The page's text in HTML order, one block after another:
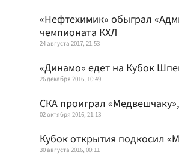
«Нефтехимик» обыграл
чемпионата КХЛ
24 августа 2017, 21:53
«Динамо» едет на Кубок
26 декабря 2016, 10:49
СКА проиграл
02 октября 2016, 21:13
Кубок открытия подкосил
30 августа 2016, 00:11